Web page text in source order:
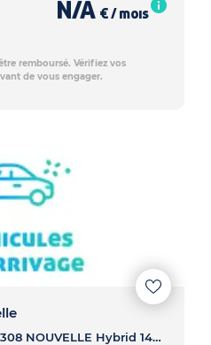
N/A € / mois
remboursé. Vérifiez vos
de vous engager.
Hybrid 145 e-DCS6 GT - 308 NOUVELLE Hybrid 145 e-DCS6 GT